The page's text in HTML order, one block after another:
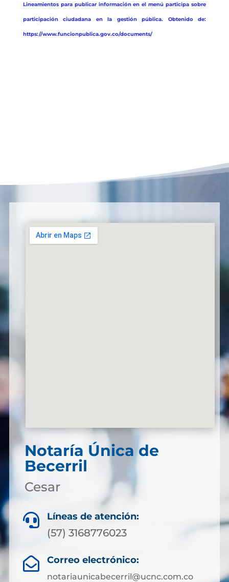
Lineamientos para publicar información en el menú participa sobre
participación ciudadana en la gestión pública. Obtenido de:
https://www.funcionpublica.gov.co/documents/
Notaría Única de
Becerril
Cesar
 Líneas de atención:
(57) 3168776023
 Correo electrónico:
notariaunicabecerril@ucnc.com.co